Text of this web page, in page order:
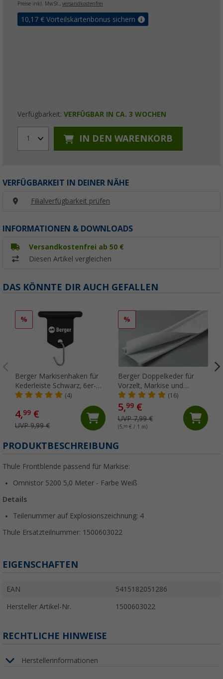
Preise inkl. MwSt., versandkostenfrei
10,17 € Vorteilskartenbonus sichern
Verfügbarkeit: VERFÜGBAR IN CA. 3 WOCHEN
1 IN DEN WARENKORB
VERFÜGBARKEIT IN DEINER NÄHE
Filialverfügbarkeit prüfen
INFORMATIONEN & DOWNLOADS
Versandkostenfrei ab 50 €
Diesen Artikel vergleichen
DAS KÖNNTE DIR AUCH GEFALLEN
%
Berger Markisenhaken für
Kederleiste Schwarz, 6er-
Pack
(4)
4,99 €
UVP 9,99 €
%
Berger Doppelkeder für
Vorzelt, Markise und
Wohnwagen, Meterware
(16)
5,99€
UVP 7,99 €
(5,99€ / 1 m)
PRODUKTBESCHREIBUNG
Thule Frontblende passend für Markise:
Omnistor 5200 5,0 Meter - Farbe Weiß
Details
Teilenummer auf Explosionszeichnung: 4
Thule Ersatzteilnummer: 1500603022
EIGENSCHAFTEN
EAN 5415182051286
Hersteller Artikel-Nr. 1500603022
RECHTLICHE HINWEISE
Herstellerinformationen